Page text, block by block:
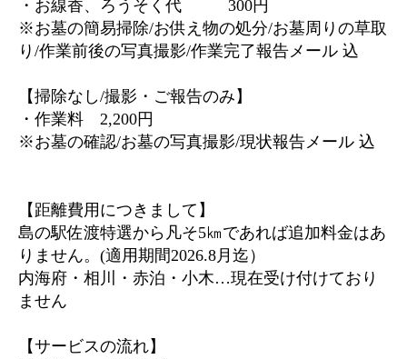
・お線香、ろうそく代 300円
※お墓の簡易掃除/お供え物の処分/お墓周りの草取
り/作業前後の写真撮影/作業完了報告メール 込
【掃除なし/撮影・ご報告のみ】
・作業料 2,200円
※お墓の確認/お墓の写真撮影/現状報告メール 込
【距離費用につきまして】
島の駅佐渡特選から凡そ5㎞であれば追加料金はあ
りません。(適用期間2026.8月迄）
内海府・相川・赤泊・小木…現在受け付けており
ません
【サービスの流れ】